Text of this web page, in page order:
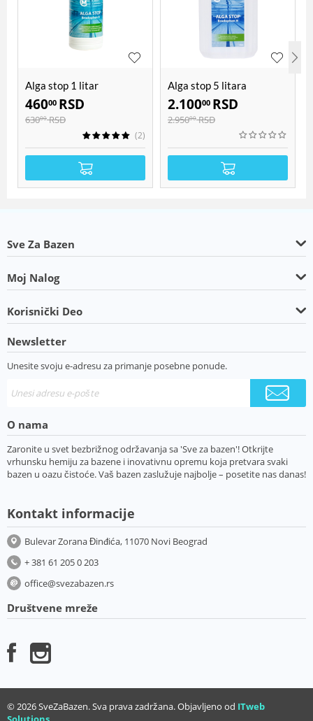
Alga stop 1 litar
46000 RSD
63000 RSD
(2)
Alga stop 5 litara
2.10000 RSD
2.95000 RSD
Sve Za Bazen
Moj Nalog
Korisnički Deo
Newsletter
Unesite svoju e-adresu za primanje posebne ponude.
O nama
Zaronite u svet bezbrižnog održavanja sa 'Sve za bazen'! Otkrijte
vrhunsku hemiju za bazene i inovativnu opremu koja pretvara svaki
bazen u oazu čistoće. Vaš bazen zaslužuje najbolje – posetite nas danas!
Kontakt informacije
Bulevar Zorana Đinđića, 11070 Novi Beograd
+ 381 61 205 0 203
office@svezabazen.rs
Društvene mreže
© 2026 SveZaBazen. Sva prava zadržana. Objavljeno od ITweb